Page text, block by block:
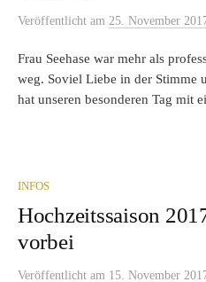
Veröffentlicht am 25. November
Frau Seehase war mehr als
weg. Soviel Liebe in der Stimme
hat unseren besonderen Tag mit
INFOS
Hochzeitssaison
vorbei
Veröffentlicht am 15. November